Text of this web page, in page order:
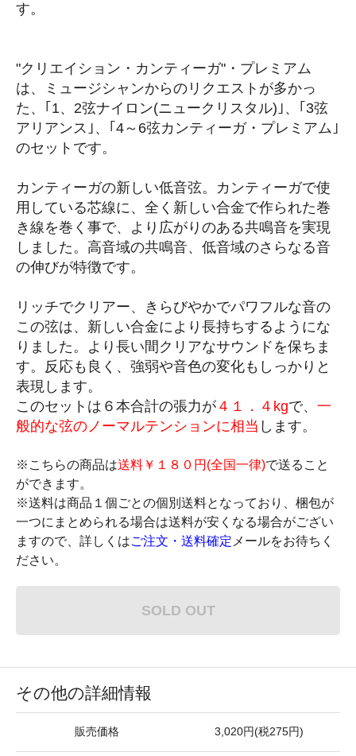
す。
"クリエイション・カンティーガ"・プレミアム
は、ミュージシャンからのリクエストが多かっ
た、｢1、2弦ナイロン(ニュークリスタル)｣、｢3弦
アリアンス｣、｢4～6弦カンティーガ・プレミアム｣
のセットです。
カンティーガの新しい低音弦。カンティーガで使
用している芯線に、全く新しい合金で作られた巻
き線を巻く事で、より広がりのある共鳴音を実現
しました。高音域の共鳴音、低音域のさらなる音
の伸びが特徴です。
リッチでクリアー、きらびやかでパワフルな音の
この弦は、新しい合金により長持ちするようにな
りました。より長い間クリアなサウンドを保ちま
す。反応も良く、強弱や音色の変化もしっかりと
表現します。
このセットは６本合計の張力が ４１．４kgで、 一
般的な弦のノーマルテンションに相当 します。
※こちらの商品は送料￥１８０円(全国一律)で送ること
ができます。
※送料は商品１個ごとの個別送料となっており、梱包が
一つにまとめられる場合は送料が安くなる場合がござい
ますので、詳しくはご注文・送料確定 メールをお待ちく
ださい。
SOLD OUT
その他の詳細情報
販売価格 3,020円(税275円)